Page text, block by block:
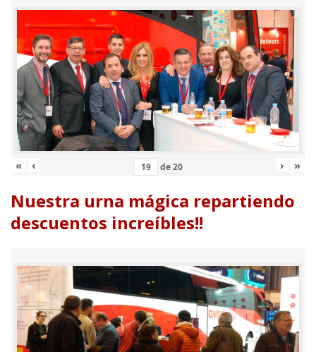
« ‹ de20 › »
Nuestra urna mágica repartiendo
descuentos increíbles!!